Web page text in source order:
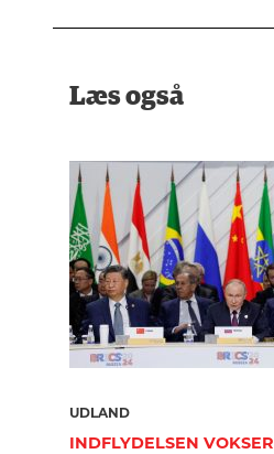
Læs også
UDLAND
INDFLYDELSEN VOKSER